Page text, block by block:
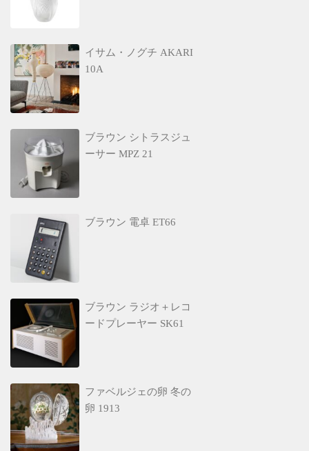
イサム・ノグチ AKARI
10A
ブラウン シトラスジュ
ーサー MPZ 21
ブラウン 電卓 ET66
ブラウン ラジオ＋レコ
ードプレーヤー SK61
ファベルジェの卵 冬の
卵 1913